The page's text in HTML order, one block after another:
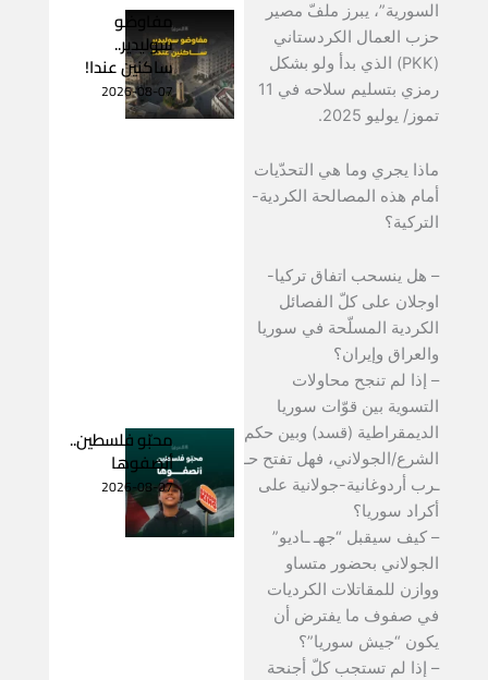
السورية”، يبرز ملفّ مصير
حزب العمال الكردستاني
(PKK) الذي بدأ ولو بشكل
رمزي بتسليم سلاحه في 11
تموز/ يوليو 2025.
ماذا يجري وما هي التحدّيات
أمام هذه المصالحة الكردية-
التركية؟
– هل ينسحب اتفاق تركيا-
اوجلان على كلّ الفصائل
الكردية المسلّحة في سوريا
والعراق وإيران؟
– إذا لم تنجح محاولات
التسوية بين قوّات سوريا
الديمقراطية (قسد) وبين حكم
الشرع/الجولاني، فهل تفتح حـ
ـرب أردوغانية-جولانية على
أكراد سوريا؟
– كيف سيقبل “جهـ ـاديو”
الجولاني بحضور متساو
ووازن للمقاتلات الكرديات
في صفوف ما يفترض أن
يكون “جيش سوريا”؟
– إذا لم تستجب كلّ أجنحة
مفاوضو
سوليدير..
ساكنين عندا!
2026-08-07
محبّو فلسطين..
أنصفوها
2026-08-07